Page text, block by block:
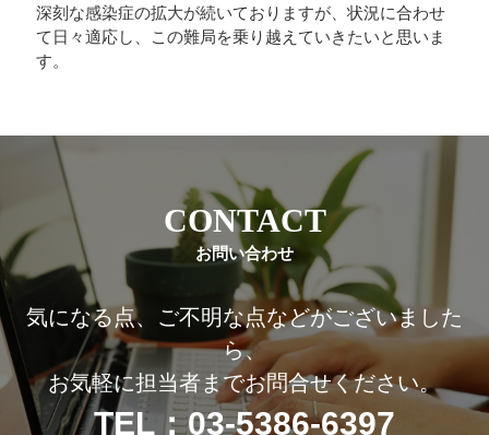
深刻な感染症の拡大が続いておりますが、状況に合わせ
て日々適応し、この難局を乗り越えていきたいと思いま
す。
CONTACT
お問い合わせ
気になる点、ご不明な点などがございました
ら、
お気軽に担当者までお問合せください。
TEL：03-5386-6397